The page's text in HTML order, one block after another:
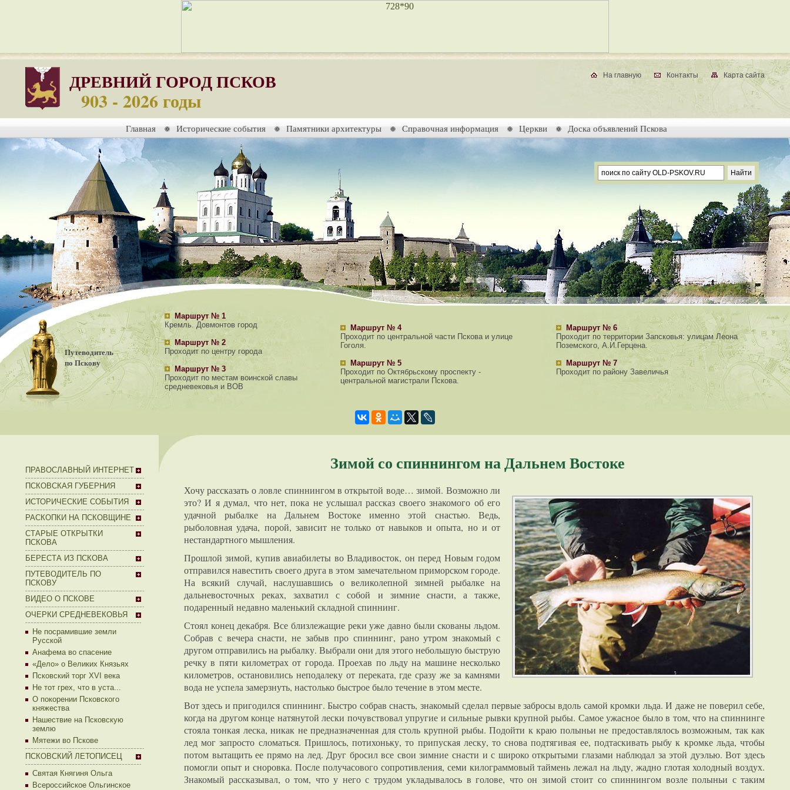
ДРЕВНИЙ ГОРОД ПСКОВ
903 - 2026 годы
На главную Контакты Карта сайта
Главная Исторические события Памятники архитектуры Справочная информация Церкви Доска объявлений Пскова
Путеводитель
по Пскову
Маршрут № 1
Кремль. Довмонтов город
Маршрут № 2
Проходит по центру города
Маршрут № 3
Проходит по местам воинской славы
средневековья и ВОВ
Маршрут № 4
Проходит по центральной части Пскова и улице
Гоголя.
Маршрут № 5
Проходит по Октябрьскому проспекту -
центральной магистрали Пскова.
Маршрут № 6
Проходит по территории Запсковья: улицам Леона
Поземского, А.И.Герцена.
Маршрут № 7
Проходит по району Завеличья
ПРАВОСЛАВНЫЙ ИНТЕРНЕТ
ПСКОВСКАЯ ГУБЕРНИЯ
ИСТОРИЧЕСКИЕ СОБЫТИЯ
РАСКОПКИ НА ПСКОВЩИНЕ
СТАРЫЕ ОТКРЫТКИ
ПСКОВА
БЕРЕСТА ИЗ ПСКОВА
ПУТЕВОДИТЕЛЬ ПО
ПСКОВУ
ВИДЕО О ПСКОВЕ
ОЧЕРКИ СРЕДНЕВЕКОВЬЯ
Не посрамившие земли
Русской
Анафема во спасение
«Дело» о Великих Князьях
Псковский торг XVI века
Не тот грех, что в уста...
О покорении Псковского
княжества
Нашествие на Псковскую
землю
Мятежи во Пскове
ПСКОВСКИЙ ЛЕТОПИСЕЦ
Святая Княгиня Ольга
Всероссийское Ольгинское
Зимой со спиннингом на Дальнем Востоке
Хочу рассказать о ловле спиннингом в открытой воде… зимой. Возможно ли
это? И я думал, что нет, пока не услышал рассказ своего знакомого об его
удачной рыбалке на Дальнем Востоке именно этой снастью. Ведь,
рыболовная удача, порой, зависит не только от навыков и опыта, но и от
нестандартного мышления.
Прошлой зимой, купив авиабилеты во Владивосток, он перед Новым годом
отправился навестить своего друга в этом замечательном приморском городе.
На всякий случай, наслушавшись о великолепной зимней рыбалке на
дальневосточных реках, захватил с собой и зимние снасти, а также,
подаренный недавно маленький складной спиннинг.
Стоял конец декабря. Все близлежащие реки уже давно были скованы льдом.
Собрав с вечера снасти, не забыв про спиннинг, рано утром знакомый с
другом отправились на рыбалку. Выбрали они для этого небольшую быструю
речку в пяти километрах от города. Проехав по льду на машине несколько
километров, остановились неподалеку от переката, где сразу же за камнями
вода не успела замерзнуть, настолько быстрое было течение в этом месте.
Вот здесь и пригодился спиннинг. Быстро собрав снасть, знакомый сделал первые забросы вдоль самой кромки льда. И даже не поверил себе,
когда на другом конце натянутой лески почувствовал упругие и сильные рывки крупной рыбы. Самое ужасное было в том, что на спиннинге
стояла тонкая леска, никак не предназначенная для столь крупной рыбы. Подойти к краю полыньи не предоставлялось возможным, так как
лед мог запросто сломаться. Пришлось, потихоньку, то припуская леску, то снова подтягивая ее, подтаскивать рыбу к кромке льда, чтобы
потом вытащить ее прямо на лед. Друг бросил все свои зимние снасти и с широко открытыми глазами наблюдал за этой дуэлью. Вот здесь
помогли опыт и сноровка. После получасового сопротивления, семи килограммовый таймень лежал на льду, жадно глотая холодный воздух.
Знакомый рассказывал, о том, что у него с трудом укладывалось в голове, что он зимой стоит со спиннингом возле полыньи с таким